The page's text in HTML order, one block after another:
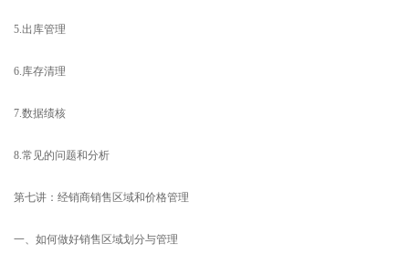
5.出库管理
6.库存清理
7.数据绩核
8.常见的问题和分析
第七讲：经销商销售区域和价格管理
一、如何做好销售区域划分与管理